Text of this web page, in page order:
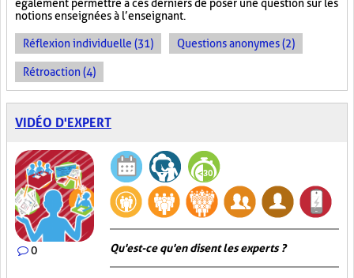
également permettre à ces derniers de poser une question sur les
notions enseignées à l’enseignant.
Réflexion individuelle (31) Questions anonymes (2)
Rétroaction (4)
VIDÉO D'EXPERT
0 Qu'est-ce qu'en disent les experts ?